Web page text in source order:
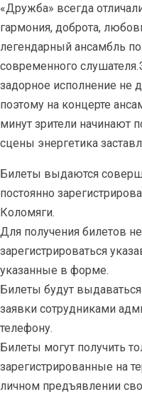
«Дружба» всегда
гармония, доброта,
легендарный ансамбль
современного
задорное исполнение не
поэтому на концерте
минут зрители начинают
сцены энергетика
Билеты выдаются
постоянно
Коломяги.
Для получения билетов
зарегистрироваться
указанные в форме.
Билеты будут
заявки сотрудниками
телефону.
Билеты могут получить
зарегистрированные на
личном предъявлении